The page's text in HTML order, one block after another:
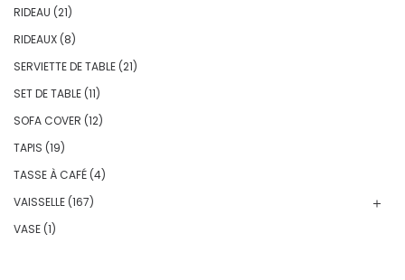
RIDEAU (21)
RIDEAUX (8)
SERVIETTE DE TABLE (21)
SET DE TABLE (11)
SOFA COVER (12)
TAPIS (19)
TASSE À CAFÉ (4)
VAISSELLE (167)
VASE (1)